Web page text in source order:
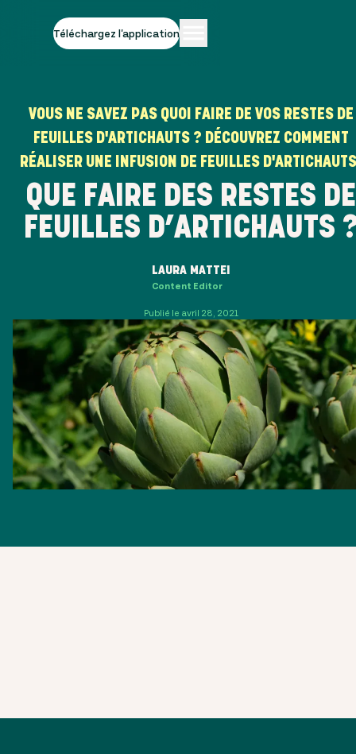
Téléchargez l'application
VOUS NE SAVEZ PAS QUOI FAIRE DE VOS RESTES DE
FEUILLES D'ARTICHAUTS ? DÉCOUVREZ COMMENT
RÉALISER UNE INFUSION DE FEUILLES
QUE FAIRE DES RESTES DE
FEUILLES D’ARTICHAUTS
LAURA MATTEI
Content Editor
Publié le avril 28, 2021